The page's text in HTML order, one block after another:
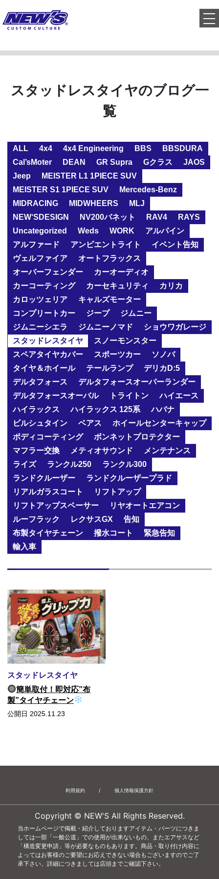
スタッドレスタイヤのブログ一
覧
ALL 4x4 4x4 Engineering BBS
BBSDURA
Cal’sMoter
DEAN GR Supra Gクラス
JAOS
Jeep
MEISTER L1 1PIECE SUV
MEISTER S1 1PIECE SUV
Mercedes-Benz
MIDRACING
MIDWHEERS
MLJ
NEW‘SDESIGN
NV200バネット RAV4
RAYS
Uncategorized
Weds WORK
アルパイン
アルファード
アンビエントライト
イベント告知
ヴェルファイア
オートフラックス
オーバーフェンダー
カーオーディオ
カーコーティング
カーセキュリティ
カリカ
カロッツェリア
キャルズモーター
コンプリートカー
ジープ
ジムニー
ジムニーシエラ
ジムニーノマド
ショウワガレージ
スタッドレスタイヤ
スノーモンスター
スペアタイヤカバー
スポーツカー
ソノバ
タイヤ＆ホイール
テールランプ
デリカD:5
デルタフォース
デルタフォースオーバーランダー
デルタフォースオーバル
トライトン
ハイエース
ハイラックス
ハイラックス 125系
ハバナ
ビルシュタイン
ベアス
ホイールセンターキャップ
ボディコーティング
ボンネットプロテクター
マフラー交換
メティオサウンド
メンテナンス
ライズ
ランクル250
ランクル300
ランドクルーザー
ランドクルーザープラド
リアルガラスコート
リフトアップ
リフトアップスペーサー
リヤオートエアコン
ルーフラック
レクサスGX
告知
布製タイヤチェーン
撥水コート
緊急告知
輸入車
スタッドレスタイヤ
簡単取付！即対応”布
製”タイヤチェーン
公開日 2025.11.23
利用規約 / 個人情報保護方針
Copyright © NEW'S All Rights Reserved.
当ホームページで掲載・紹介しておりますアイテム・パーツにつきま
しては一部「一般公道」での使用が出来ないもの、またエアサスなど
「構造変更申請」等が必要なものもあります。商品・取り付け内容に
よってはお客様のご要望にお応えできない場合もございますのでご了
承下さい。詳細につきましては店頭までご確認下さい。